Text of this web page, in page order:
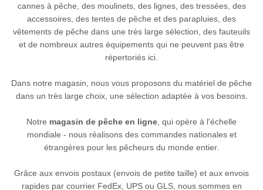
cannes à pêche, des moulinets, des lignes, des tressées, des
accessoires, des tentes de pêche et des parapluies, des
vêtements de pêche dans une très large sélection, des fauteuils
et de nombreux autres équipements qui ne peuvent pas être
répertoriés ici.
Dans notre magasin, nous vous proposons du matériel de pêche
dans un très large choix, une sélection adaptée à vos besoins.
Notre magasin de pêche en ligne , qui opère à l'échelle
mondiale - nous réalisons des commandes nationales et
étrangères pour les pêcheurs du monde entier.
Grâce aux envois postaux (envois de petite taille) et aux envois
rapides par courrier FedEx, UPS ou GLS, nous sommes en